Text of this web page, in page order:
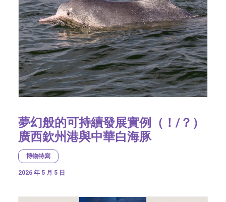
夢幻般的可持續發展實例（！/？）
廣西欽州港與中華白海豚
博物特寫
2026 年 5 月 5 日